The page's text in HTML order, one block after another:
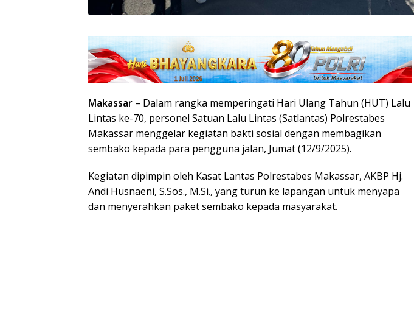
Makassar – Dalam rangka memperingati Hari Ulang Tahun (HUT) Lalu
Lintas ke-70, personel Satuan Lalu Lintas (Satlantas) Polrestabes
Makassar menggelar kegiatan bakti sosial dengan membagikan
sembako kepada para pengguna jalan, Jumat (12/9/2025).
Kegiatan dipimpin oleh Kasat Lantas Polrestabes Makassar, AKBP Hj.
Andi Husnaeni, S.Sos., M.Si., yang turun ke lapangan untuk menyapa
dan menyerahkan paket sembako kepada masyarakat.